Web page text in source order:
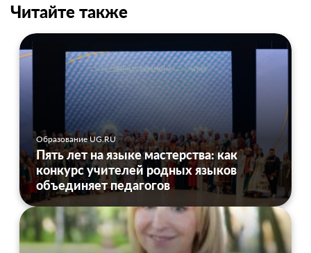
Читайте также
Образование UG.RU
Пять лет на языке мастерства: как
конкурс учителей родных языков
объединяет педагогов